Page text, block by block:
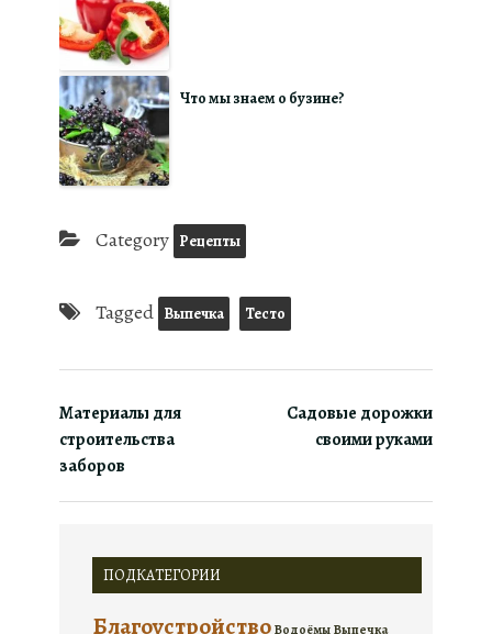
Что мы знаем о бузине?
Category Рецепты
Tagged Выпечка Тесто
Материалы для
строительства
заборов
Садовые дорожки
своими руками
ПОДКАТЕГОРИИ
БлагоустройствоВодоёмыВыпечка